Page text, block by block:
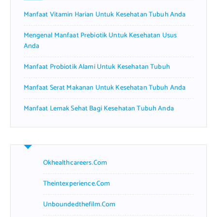
:Manfaat Vitamin Harian Untuk Kesehatan Tubuh Anda
Mengenal Manfaat Prebiotik Untuk Kesehatan Usus
Anda
Manfaat Probiotik Alami Untuk Kesehatan Tubuh
Manfaat Serat Makanan Untuk Kesehatan Tubuh Anda
Manfaat Lemak Sehat Bagi Kesehatan Tubuh Anda
Okhealthcareers.com
Theintexperience.com
Unboundedthefilm.com